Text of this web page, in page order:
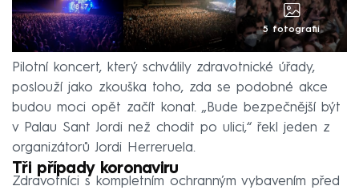
5 fotografií
Pilotní koncert, který schválily zdravotnické úřady,
poslouží jako zkouška toho, zda se podobné akce
budou moci opět začít konat. „Bude bezpečnější být
v Palau Sant Jordi než chodit po ulici,“ řekl jeden z
organizátorů Jordi Herreruela.
Tři případy koronaviru
Zdravotníci s kompletním ochranným vybavením před